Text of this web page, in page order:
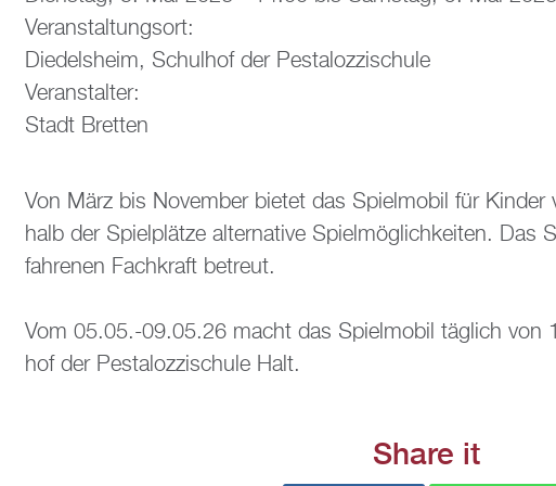
Ver­an­stal­tungs­ort:
Di­edels­heim, Schul­hof der Pes­ta­loz­zi­schu­le
Ver­an­stal­ter:
Stadt Brett­en
Von März bis No­vem­ber bie­tet das Spiel­mo­bil für
halb der Spiel­plät­ze al­ter­na­ti­ve Spiel­mög­lich­kei­ten. Das
fah­re­nen Fach­kraft be­treut.
Vom 05.05.-09.05.26 macht das Spiel­mo­bil täg­lich
hof der Pes­ta­loz­zi­schu­le Halt.
Share it